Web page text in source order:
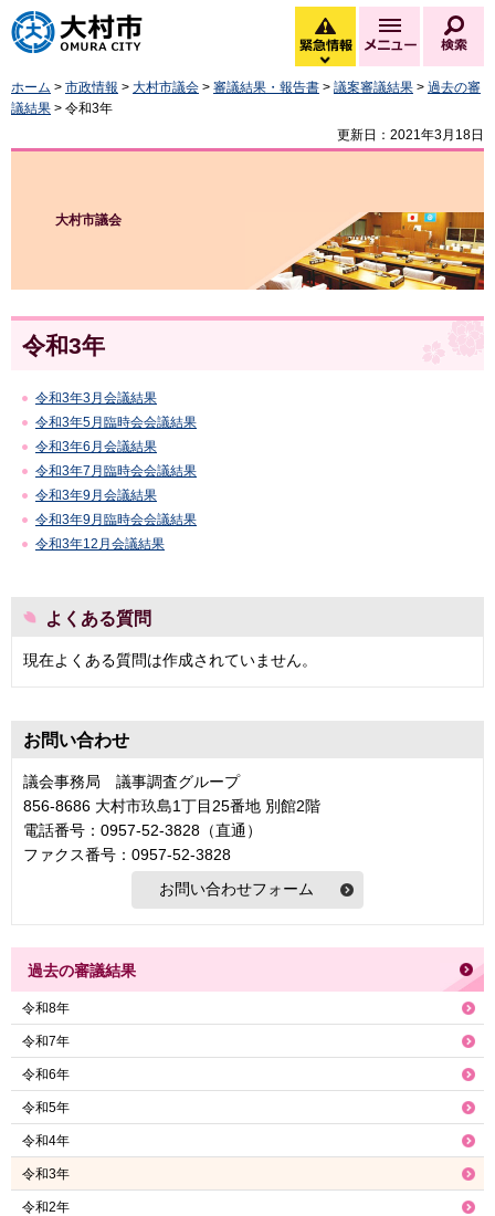
大村市
緊急情報
緊急情報を開く
メニュー
ホーム > 市政情報 > 大村市議会 > 審議結果・報告書 > 議案審議結果 > 過去の審
議結果 > 令和3年
更新日：2021年3月18日
大村市議会
令和3年
令和3年3月会議結果
令和3年5月臨時会会議結果
令和3年6月会議結果
令和3年7月臨時会会議結果
令和3年9月会議結果
令和3年9月臨時会会議結果
令和3年12月会議結果
よくある質問
現在よくある質問は作成されていません。
お問い合わせ
議会事務局 議事調査グループ
856-8686 大村市玖島1丁目25番地 別館2階
電話番号：0957-52-3828（直通）
ファクス番号：0957-52-3828
過去の審議結果
令和8年
令和7年
令和6年
令和5年
令和4年
令和3年
令和2年